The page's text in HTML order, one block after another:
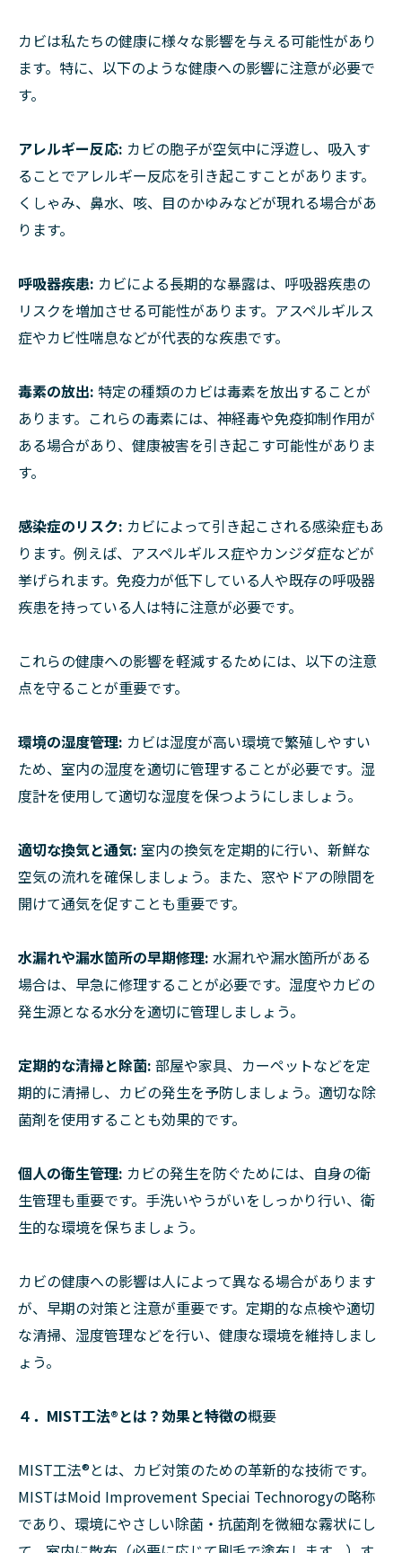
カビは私たちの健康に様々な影響を与える可能性があり
ます。特に、以下のような健康への影響に注意が必要で
す。
アレルギー反応: カビの胞子が空気中に浮遊し、吸入す
ることでアレルギー反応を引き起こすことがあります。
くしゃみ、鼻水、咳、目のかゆみなどが現れる場合があ
ります。
呼吸器疾患: カビによる長期的な暴露は、呼吸器疾患の
リスクを増加させる可能性があります。アスペルギルス
症やカビ性喘息などが代表的な疾患です。
毒素の放出: 特定の種類のカビは毒素を放出することが
あります。これらの毒素には、神経毒や免疫抑制作用が
ある場合があり、健康被害を引き起こす可能性がありま
す。
感染症のリスク: カビによって引き起こされる感染症もあ
ります。例えば、アスペルギルス症やカンジダ症などが
挙げられます。免疫力が低下している人や既存の呼吸器
疾患を持っている人は特に注意が必要です。
これらの健康への影響を軽減するためには、以下の注意
点を守ることが重要です。
環境の湿度管理: カビは湿度が高い環境で繁殖しやすい
ため、室内の湿度を適切に管理することが必要です。湿
度計を使用して適切な湿度を保つようにしましょう。
適切な換気と通気: 室内の換気を定期的に行い、新鮮な
空気の流れを確保しましょう。また、窓やドアの隙間を
開けて通気を促すことも重要です。
水漏れや漏水箇所の早期修理: 水漏れや漏水箇所がある
場合は、早急に修理することが必要です。湿度やカビの
発生源となる水分を適切に管理しましょう。
定期的な清掃と除菌: 部屋や家具、カーペットなどを定
期的に清掃し、カビの発生を予防しましょう。適切な除
菌剤を使用することも効果的です。
個人の衛生管理: カビの発生を防ぐためには、自身の衛
生管理も重要です。手洗いやうがいをしっかり行い、衛
生的な環境を保ちましょう。
カビの健康への影響は人によって異なる場合があります
が、早期の対策と注意が重要です。定期的な点検や適切
な清掃、湿度管理などを行い、健康な環境を維持しまし
ょう。
４．MIST工法®︎とは？効果と特徴の概要
MIST工法®︎とは、カビ対策のための革新的な技術です。
MISTはMoid Improvement Speciai Technorogyの略称
であり、環境にやさしい除菌・抗菌剤を微細な霧状にし